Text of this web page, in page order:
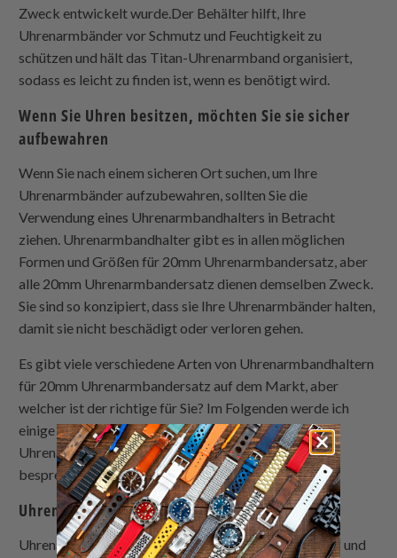
Zweck entwickelt wurde.Der Behälter hilft, Ihre
Uhrenarmbänder vor Schmutz und Feuchtigkeit zu
schützen und hält das Titan-Uhrenarmband organisiert,
sodass es leicht zu finden ist, wenn es benötigt wird.
Wenn Sie Uhren besitzen, möchten Sie sie sicher
aufbewahren
Wenn Sie nach einem sicheren Ort suchen, um Ihre
Uhrenarmbänder aufzubewahren, sollten Sie die
Verwendung eines Uhrenarmbandhalters in Betracht
ziehen. Uhrenarmbandhalter gibt es in allen möglichen
Formen und Größen für 20mm Uhrenarmbandersatz, aber
alle 20mm Uhrenarmbandersatz dienen demselben Zweck.
Sie sind so konzipiert, dass sie Ihre Uhrenarmbänder halten,
damit sie nicht beschädigt oder verloren gehen.
Es gibt viele verschiedene Arten von Uhrenarmbandhaltern
für 20mm Uhrenarmbandersatz auf dem Markt, aber
welcher ist der richtige für Sie? Im Folgenden werde ich
einige der beliebtesten maßgefertigten
Uhrenarmbandtypen von Uhrenarmbandhaltern
besprechen, die verfügbar sind.
Uhrenarmbänder
Uhrenarmbänder bestehen aus Leder oder Kunststoff und